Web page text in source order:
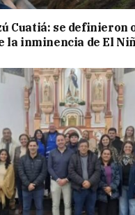
Cuatiá: se definieron
la inminencia de El